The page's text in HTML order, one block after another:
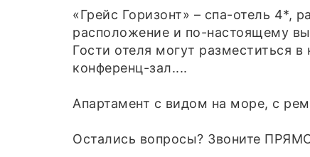
«Грейс Горизонт» – спа-отель 4*,
расположение и по-настоящему
Гости отеля могут разместиться
конференц-зал....
Апартамент с видом на море, с
Остались вопросы? Звоните